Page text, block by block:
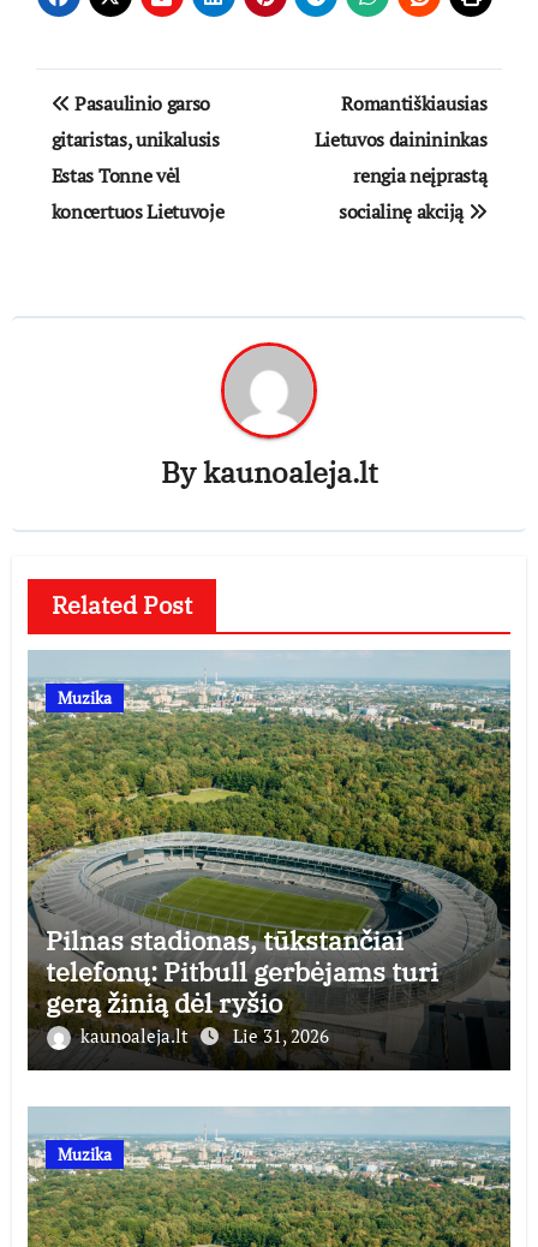
Navigacija
tarp
įrašų
Pasaulinio garso
gitaristas, unikalusis
Estas Tonne vėl
koncertuos Lietuvoje
Romantiškiausias
Lietuvos dainininkas
rengia neįprastą
socialinę akciją
Bykaunoaleja.lt
Related Post
Muzika
Pilnas stadionas, tūkstančiai
telefonų: Pitbull gerbėjams turi
gerą žinią dėl ryšio
kaunoaleja.lt Lie 31, 2026
Muzika